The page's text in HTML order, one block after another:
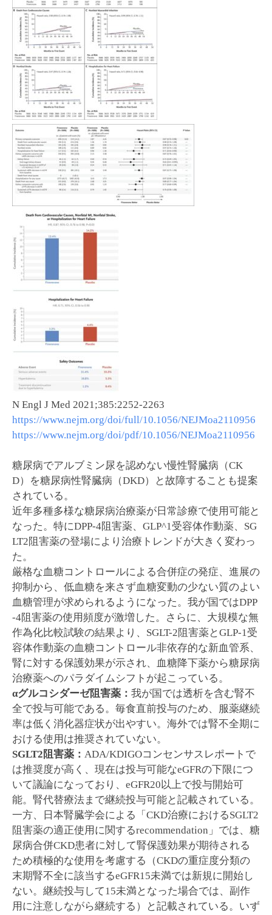
N Engl J Med 2021;385:2252-2263
https://www.nejm.org/doi/full/10.1056/NEJMoa2110956
https://www.nejm.org/doi/pdf/10.1056/NEJMoa2110956
糖尿病でアルブミン尿を認めない慢性腎臓病（CK
D）を糖尿病性腎臓病（DKD）と故障することも提案
されている。
近年多種多様な糖尿病治療薬が日常診療で使用可能と
なった。特にDPP-4阻害薬、GLP^1受容体作動薬、SG
LT2阻害薬の登場により治療トレンドが大きく変わっ
た。
厳格な血糖コントロールによる合併症の発症、進展の
抑制から、低血糖を来さず血糖変動の少ない質のよい
血糖管理が求められるようになった。我が国ではDPP
-4阻害薬の使用頻度が激増した。さらに、大規模な無
作為化比較試験の結果より、SGLT-2阻害薬とGLP-1受
容体作動薬の血糖コントロール非依存的な新血管系、
腎に対する保護効果が示され、血糖降下薬から糖尿病
治療薬へのパラダイムシフトが起こっている。
αグルコシダーゼ阻害薬： 我が国では透析を含む腎不
全で投与可能である。毎食直前投与のため、服薬継続
率は低く消化器症状が出やすい。海外では腎不全期に
おける使用は推奨されていない。
SGLT2 阻害薬： ADA/KDIGOコンセンサスレポートで
は推奨度が高く、現在は投与可能なeGFRの下限につ
いて議論になっており、eGFR20以上で投与開始可
能。腎代替療法まで継続投与可能と記載されている。
一方、日本腎臓学会による「CKD治療におけるSGLT2
阻害薬の適正使用に関するrecommendation」では、糖
尿病合併CKD患者に対して腎保護効果が期待される
ため積極的な使用を考慮する（CKDの重症度分類の
末期腎不全に該当するeGFR15未満では新規に開始し
ない。継続投与して15未満となった場合では、副作
用に注意しながら継続する）と記載されている。いず